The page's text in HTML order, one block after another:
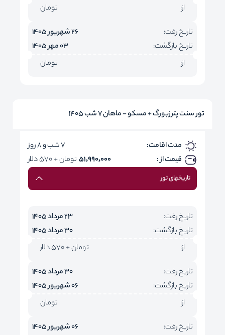
از:
تومان
تاریخ رفت:
26 شهریور 1405
تاریخ بازگشت:
03 مهر 1405
از:
تومان
تور سنت پترزبورگ + مسکو - ماهان 7 شب 1405
مدت اقامت:
7 شب و 8 روز
قیمت از :
51,990,000 تومان + 570 دلار
تاریخهای تور
تاریخ رفت:
23 مرداد 1405
تاریخ بازگشت:
30 مرداد 1405
از:
تومان + 570 دلار
تاریخ رفت:
30 مرداد 1405
تاریخ بازگشت:
06 شهریور 1405
از:
تومان
تاریخ رفت:
06 شهریور 1405